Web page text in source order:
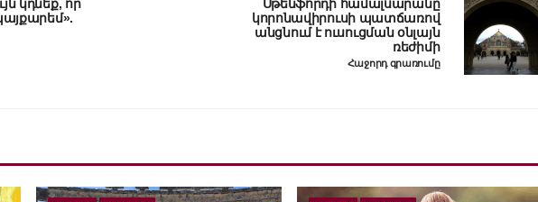
կդնեք, որ
Սթենֆորդի համալսարանը
կորոնավիրուսի պատճառով
անցնում է ուսուցման օնլայն
ռեժիմի
Հաջորդ գրառումը